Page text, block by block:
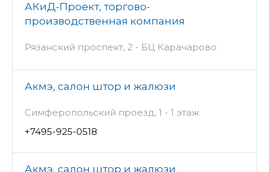
АКиД-Проект, торгово-
производственная компания
Рязанский проспект, 2 - БЦ Карачарово
Акмэ, салон штор и жалюзи
Симферопольский проезд, 1 - 1 этаж
+7495-925-0518
Акмэ, салон штор и жалюзи